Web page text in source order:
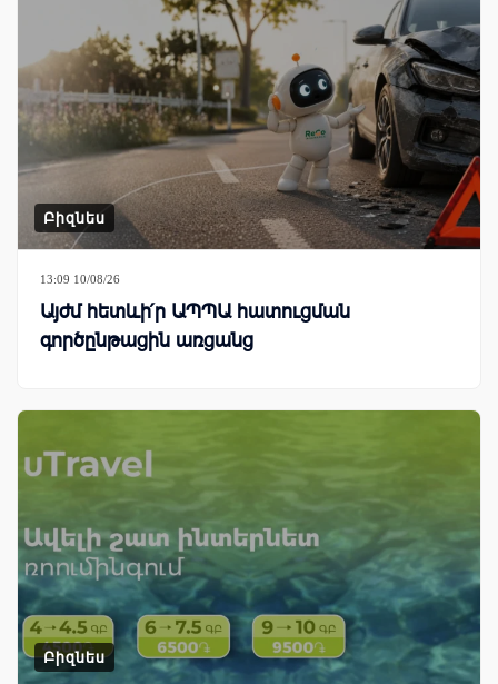
Բիզնես
13:09 10/08/26
Այժմ հետևի՛ր ԱՊՊԱ հատուցման
գործընթացին առցանց
Բիզնես